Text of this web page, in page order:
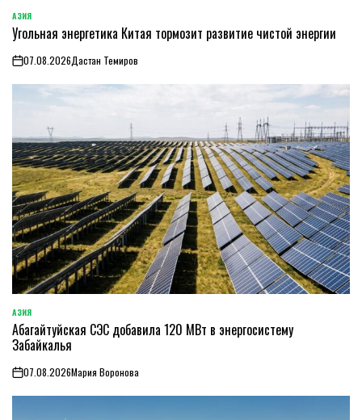
ОПУБЛИКОВАНО
В
АЗИЯ
Угольная энергетика Китая тормозит развитие чистой энергии
on07.08.2026Дастан Темиров
ОПУБЛИКОВАНО
В
АЗИЯ
Абагайтуйская СЭС добавила 120 МВт в энергосистему
Забайкалья
on07.08.2026Мария Воронова